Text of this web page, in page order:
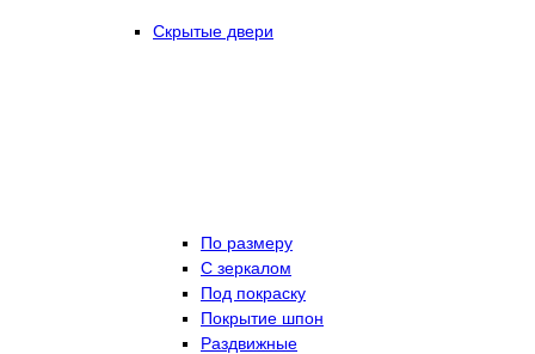
Скрытые двери
По размеру
C зеркалом
Под покраску
Покрытие шпон
Раздвижные